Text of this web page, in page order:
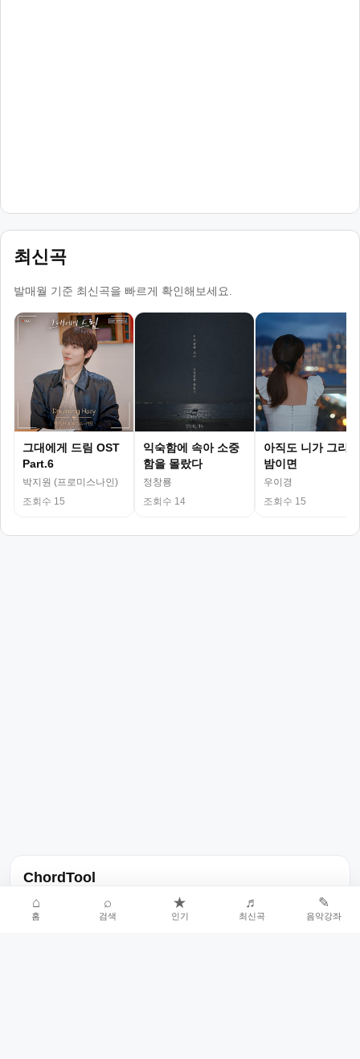
최신곡
발매월 기준 최신곡을 빠르게 확인해보세요.
그대에게 드림 OST
Part.6
박지원 (프로미스나인)
조회수 15
익숙함에 속아 소중
함을 몰랐다
정창룡
조회수 14
아직도 니가 그리운
밤이면
우이경
조회수 15
ChordTool
노래 가사, 곡 정보, 코드, 악보를 한곳에서 찾을 수 있는 음악 정보
서비스입니다.
⌂
홈
⌕
검색
★
인기
♬
최신곡
✎
음악강좌